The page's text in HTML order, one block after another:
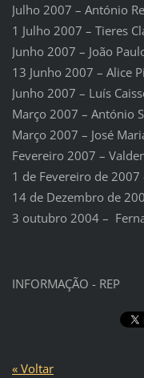
Julho 2007 – António
1 Julho 2007 – Tieres
Junho 2007 – João
13 Junho 2007 – Alice
Junho 2007 – Luís
Março 2007 – António
Março 2007 – José
Fevereiro 2007 –
1 de Fevereiro de 2007
14 de Dezembro de
3 outubro 2004 –
INFORMAÇÃO - REP
« Voltar